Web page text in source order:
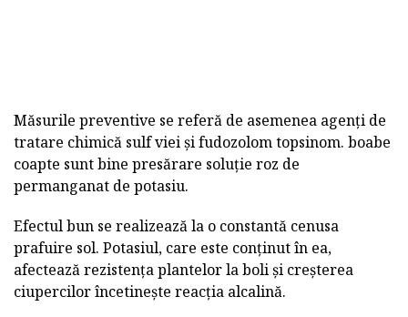
Măsurile preventive se referă de asemenea agenți de
tratare chimică sulf viei și fudozolom topsinom. boabe
coapte sunt bine presărare soluție roz de
permanganat de potasiu.
Efectul bun se realizează la o constantă cenusa
prafuire sol. Potasiul, care este conținut în ea,
afectează rezistența plantelor la boli și creșterea
ciupercilor încetinește reacția alcalină.